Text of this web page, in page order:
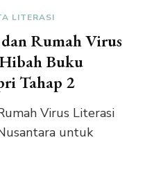
LITERASI
Rumah Virus
Buku
Tahap 2
Virus Literasi
untuk